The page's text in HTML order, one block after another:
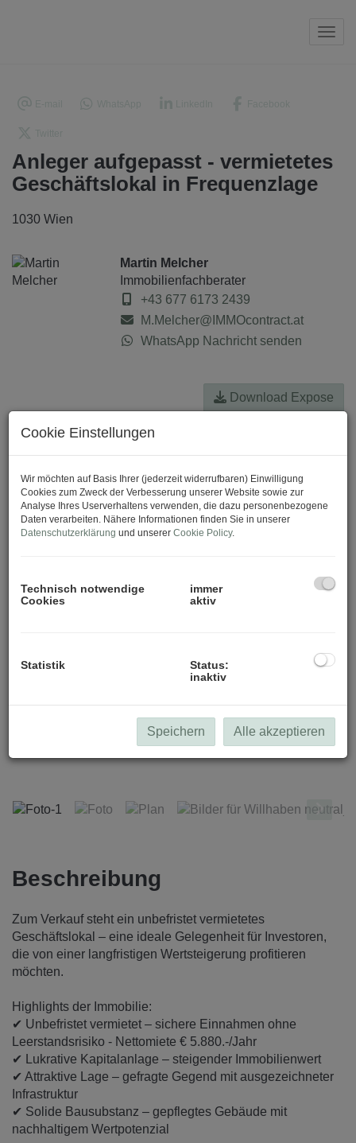
Anleger aufgepasst - vermietetes
Geschäftslokal in Frequenzlage
1030 Wien
Martin Melcher
Immobilienfachberater
+43 677 6173 2439
M.Melcher@IMMOcontract.at
WhatsApp Nachricht senden
Download Expose
Foto-1
Beschreibung
Zum Verkauf steht ein unbefristet vermietetes
Geschäftslokal – eine ideale Gelegenheit für Investoren,
die von einer langfristigen Wertsteigerung profitieren
möchten.
Highlights der Immobilie:
✔ Unbefristet vermietet – sichere Einnahmen ohne
Leerstandsrisiko - Nettomiete € 5.880.-/Jahr
✔ Lukrative Kapitalanlage – steigender Immobilienwert
✔ Attraktive Lage – gefragte Gegend mit ausgezeichneter
Infrastruktur
✔ Solide Bausubstanz – gepflegtes Gebäude mit
nachhaltigem Wertpotenzial
Cookie Einstellungen
Wir möchten auf Basis Ihrer (jederzeit widerrufbaren) Einwilligung
Cookies zum Zweck der Verbesserung unserer Website sowie zur
Analyse Ihres Userverhaltens verwenden, die dazu personenbezogene
Daten verarbeiten. Nähere Informationen finden Sie in unserer
Datenschutzerklärung und unserer Cookie Policy.
Technisch notwendige
Cookies
immer
aktiv
Statistik
Status:
inaktiv
Speichern Alle akzeptieren